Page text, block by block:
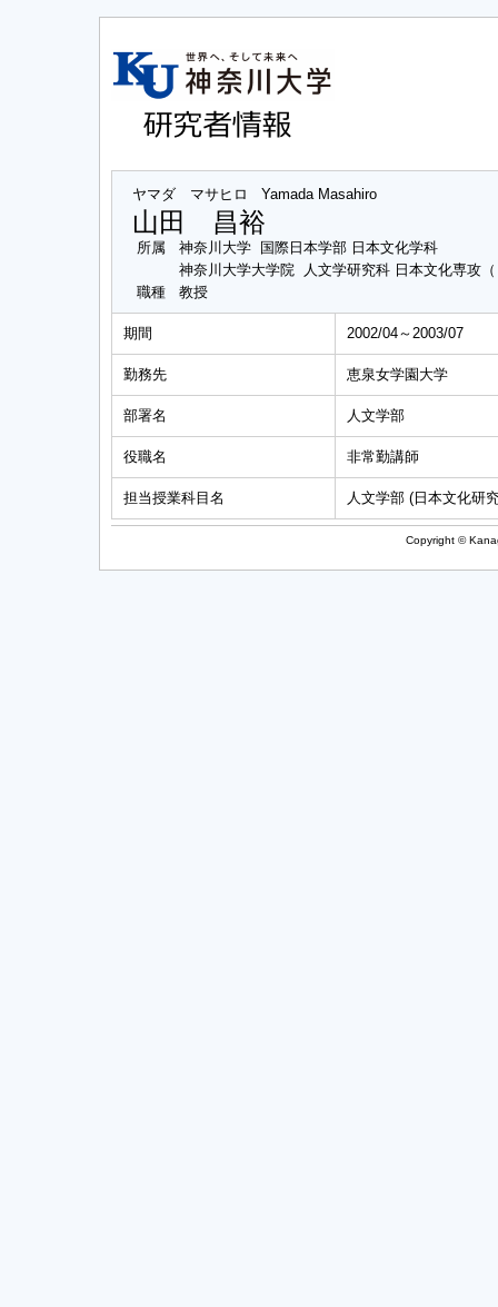
ヤマダ マサヒロ Yamada Masahiro
山田 昌裕
所属
神奈川大学 国際日本学部 日本文化学科
神奈川大学大学院 人文学研究科 日本文化専攻
職種
教授
期間 2002/04～2003/07
勤務先 恵泉女学園大学
部署名 人文学部
役職名 非常勤講師
担当授業科目名 人文学部 (日本文化研
Copyright ©